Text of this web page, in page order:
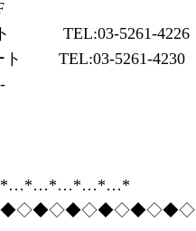
TEL:03-5261-4226
ト TEL:03-5261-4230